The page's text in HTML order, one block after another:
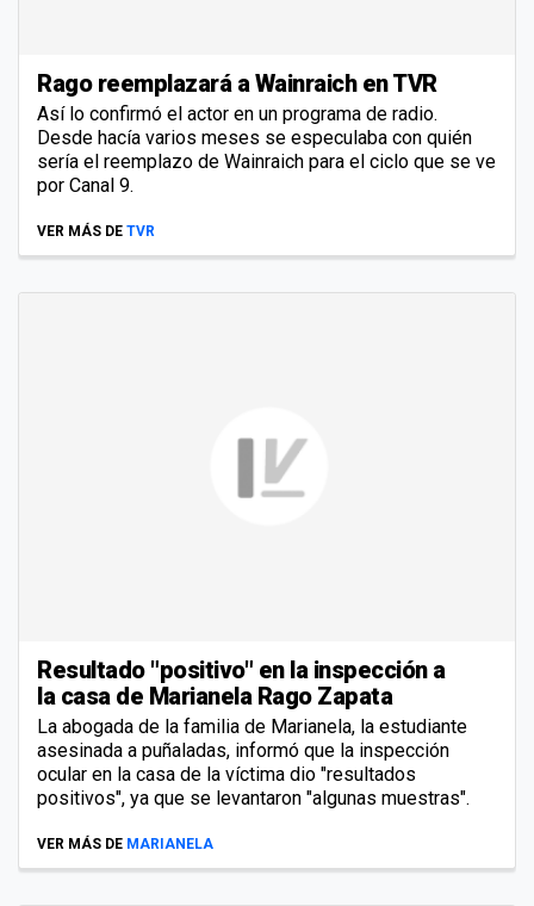
Rago reemplazará a Wainraich en TVR
Así lo confirmó el actor en un programa de radio.
Desde hacía varios meses se especulaba con quién
sería el reemplazo de Wainraich para el ciclo que se ve
por Canal 9.
VER MÁS DE TVR
Resultado "positivo" en la inspección a
la casa de Marianela Rago Zapata
La abogada de la familia de Marianela, la estudiante
asesinada a puñaladas, informó que la inspección
ocular en la casa de la víctima dio "resultados
positivos", ya que se levantaron "algunas muestras".
VER MÁS DE MARIANELA